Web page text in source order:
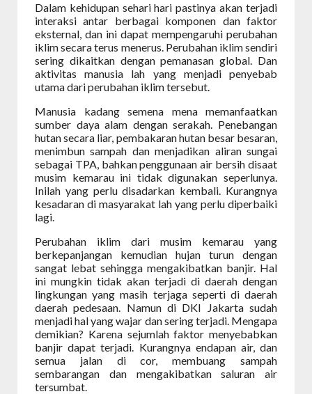
Dalam kehidupan sehari hari pastinya akan terjadi
interaksi antar berbagai komponen dan faktor
eksternal, dan ini dapat mempengaruhi perubahan
iklim secara terus menerus. Perubahan iklim sendiri
sering dikaitkan dengan pemanasan global. Dan
aktivitas manusia lah yang menjadi penyebab
utama dari perubahan iklim tersebut.
Manusia kadang semena mena memanfaatkan
sumber daya alam dengan serakah. Penebangan
hutan secara liar, pembakaran hutan besar besaran,
menimbun sampah dan menjadikan aliran sungai
sebagai TPA, bahkan penggunaan air bersih disaat
musim kemarau ini tidak digunakan seperlunya.
Inilah yang perlu disadarkan kembali. Kurangnya
kesadaran di masyarakat lah yang perlu diperbaiki
lagi.
Perubahan iklim dari musim kemarau yang
berkepanjangan kemudian hujan turun dengan
sangat lebat sehingga mengakibatkan banjir. Hal
ini mungkin tidak akan terjadi di daerah dengan
lingkungan yang masih terjaga seperti di daerah
daerah pedesaan. Namun di DKI Jakarta sudah
menjadi hal yang wajar dan sering terjadi. Mengapa
demikian? Karena sejumlah faktor menyebabkan
banjir dapat terjadi. Kurangnya endapan air, dan
semua jalan di cor, membuang sampah
sembarangan dan mengakibatkan saluran air
tersumbat.